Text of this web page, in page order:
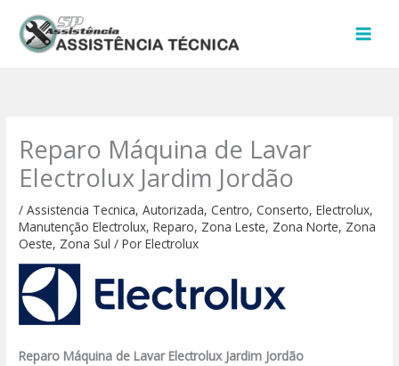
para
Reparo Máquina de Lavar
Electrolux Jardim Jordão
/Assistencia Tecnica,Autorizada,Centro,Conserto,Electrolux,
Manutenção Electrolux,Reparo, Zona Leste, Zona Norte, Zona
Oeste, Zona Sul / PorElectrolux
Reparo Máquina de Lavar Electrolux Jardim Jordão